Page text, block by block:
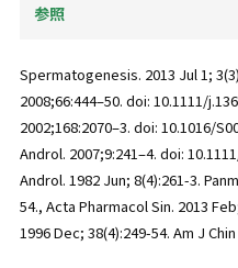
参照
Spermatogenesis. 2013 Jul 1;
2008;66:444–50. doi: 10.1111/
2002;168:2070–3. doi: 10.1016/
Androl. 2007;9:241–4. doi:
Androl. 1982 Jun; 8(4):261-3.
54., Acta Pharmacol Sin. 2013
1996 Dec; 38(4):249-54. Am J